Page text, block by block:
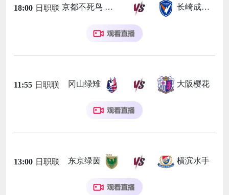
18:00 日职联 京都不死鸟 长崎成功丸
11:55 日职联 冈山绿雉 大阪樱花
13:00 日职联 东京绿茵 横滨水手